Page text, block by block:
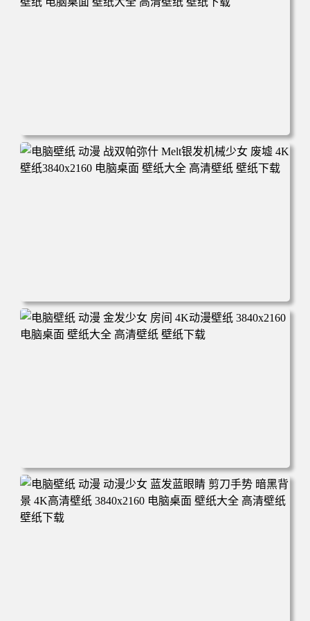
电脑壁纸 动漫 宁静蓝天 可爱短发女孩 高清4K 动漫壁纸 电
脑桌面 壁纸大全 高清壁纸 壁纸下载
电脑壁纸 动漫 战双帕弥什 Melt银发机械少女 废墟 4K壁纸3
840x2160 电脑桌面 壁纸大全 高清壁纸 壁纸下载
电脑壁纸 动漫 金发少女 房间 4K动漫壁纸 3840x2160 电脑桌
面 壁纸大全 高清壁纸 壁纸下载